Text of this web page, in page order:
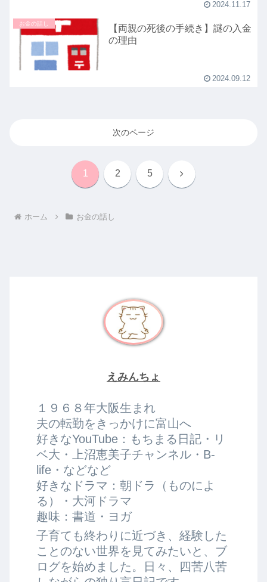
2024.11.17
お金の話し
【両親の死後の手続き】謎の入金
の理由
2024.09.12
次のページ
1 2 5 次
ホーム お金の話し
えみんちょ
１９６８年大阪生まれ
夫の転勤をきっかけに富山へ
好きなYouTube：もちまる日記・リ
ベ大・上沼恵美子チャンネル・B-
life・などなど
好きなドラマ：朝ドラ（ものによ
る）・大河ドラマ
趣味：書道・ヨガ
子育ても終わりに近づき、経験した
ことのない世界を見てみたいと、ブ
ログを始めました。日々、四苦八苦